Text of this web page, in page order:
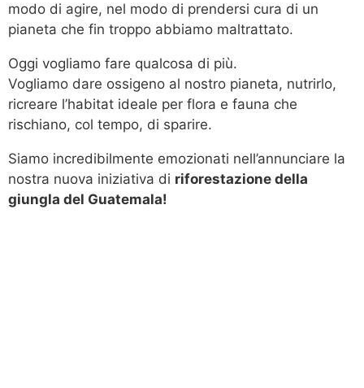
modo di agire, nel modo di prendersi cura di un
pianeta che fin troppo abbiamo maltrattato.
Oggi vogliamo fare qualcosa di più.
Vogliamo dare ossigeno al nostro pianeta, nutrirlo,
ricreare l’habitat ideale per flora e fauna che
rischiano, col tempo, di sparire.
Siamo incredibilmente emozionati nell’annunciare la
nostra nuova iniziativa di riforestazione della
giungla del Guatemala!